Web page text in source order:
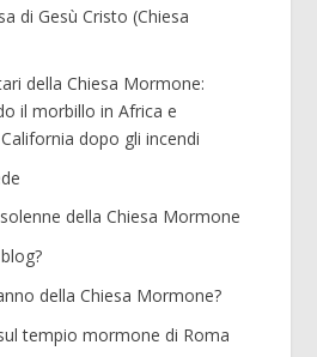
di Gesù Cristo (Chiesa
della Chiesa Mormone:
il morbillo in Africa e
dopo gli incendi
della Chiesa Mormone
della Chiesa Mormone?
tempio mormone di Roma